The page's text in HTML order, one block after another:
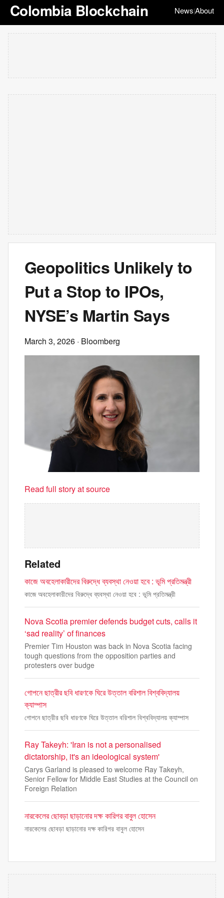
Colombia Blockchain News|About
Geopolitics Unlikely to
Put a Stop to IPOs,
NYSE’s Martin Says
March 3, 2026 · Bloomberg
Read full story at source
Related
কাজে অবহেলাকারীদের বিরুদ্ধে ব্যবস্থা নেওয়া হবে : ভূমি প্রতিমন্ত্রী
কাজে অবহেলাকারীদের বিরুদ্ধে ব্যবস্থা নেওয়া হবে : ভূমি প্রতিমন্ত্রী
Nova Scotia premier defends budget cuts, calls it
‘sad reality’ of finances
Premier Tim Houston was back in Nova Scotia facing
tough questions from the opposition parties and
protesters over budge
গোপনে ছাত্রীর ছবি ধারণকে ঘিরে উত্তাল বরিশাল বিশ্ববিদ্যালয়
ক্যাম্পাস
গোপনে ছাত্রীর ছবি ধারণকে ঘিরে উত্তাল বরিশাল বিশ্ববিদ্যালয় ক্যাম্পাস
Ray Takeyh: 'Iran is not a personalised
dictatorship, it's an ideological system'
Carys Garland is pleased to welcome Ray Takeyh,
Senior Fellow for Middle East Studies at the Council on
Foreign Relation
নারকেলের ছোবড়া ছাড়ানোর দক্ষ কারিগর বাবুল হোসেন
নারকেলের ছোবড়া ছাড়ানোর দক্ষ কারিগর বাবুল হোসেন